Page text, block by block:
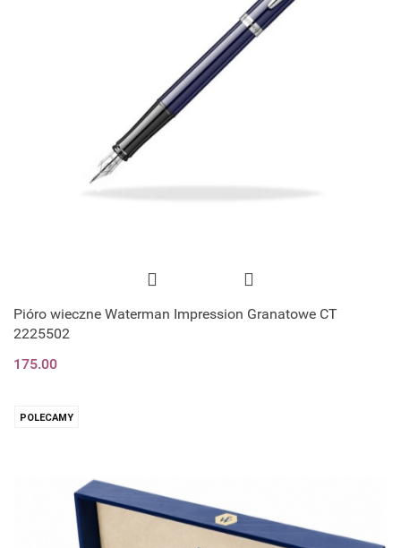
Pióro wieczne Waterman Impression Granatowe CT
2225502
175.00
POLECAMY